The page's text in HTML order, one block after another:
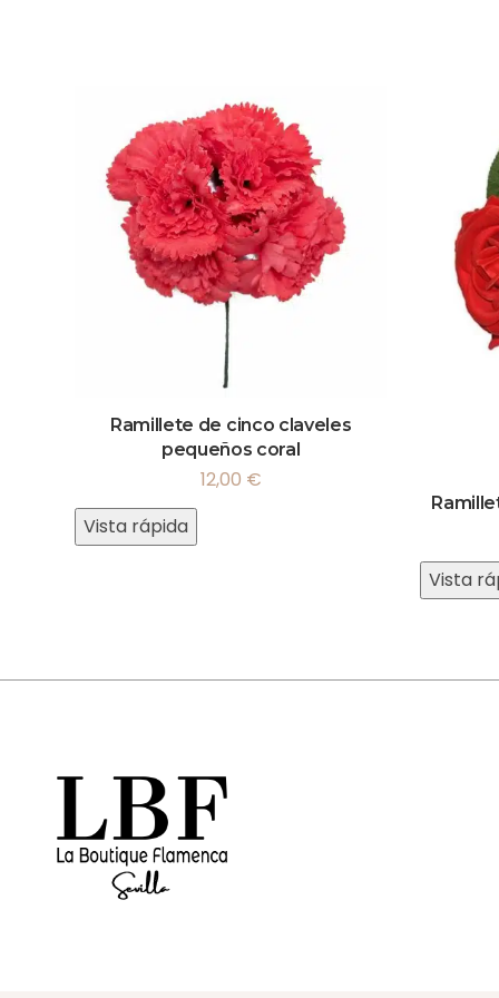
Ramillete de cinco claveles
pequeños coral
12,00 €
Vista rápida
Vista